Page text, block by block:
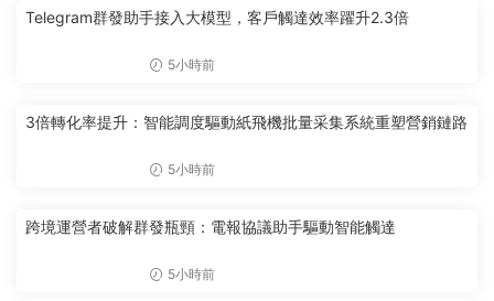
Telegram群發助手接入大模型，客戶觸達效率躍升2.3倍
5小時前
3倍轉化率提升：智能調度驅動紙飛機批量采集系統重塑營銷鏈路
5小時前
跨境運營者破解群發瓶頸：電報協議助手驅動智能觸達
5小時前